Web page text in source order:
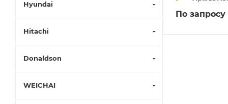
По запросу
Hyundai
Hitachi
Donaldson
WEICHAI